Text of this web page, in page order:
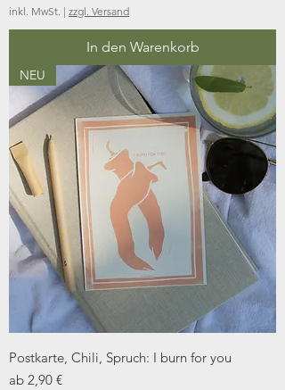
inkl. MwSt. | zzgl. Versand
In den Warenkorb
NEU
Postkarte, Chili, Spruch: I burn for you
ab 2,90 €
Sale-Preis